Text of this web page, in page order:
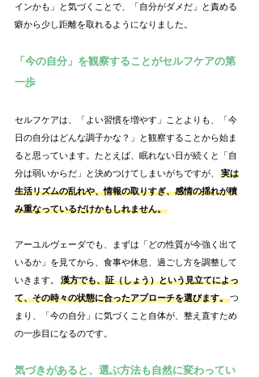
インかも」と気づくことで、「自分がダメだ」と責める
癖から少し距離を取れるようになりました。
「今の自分」を観察することがセルフケアの第
一歩
セルフケアは、「よい習慣を増やす」ことよりも、「今
日の自分はどんな調子かな？」と観察することから始ま
ると思っています。たとえば、眠れない日が続くと「自
分は弱いからだ」と決めつけてしまいがちですが、
実は
生活リズムの乱れや、情報の取りすぎ、感情の揺れが積
み重なっているだけかもしれません。
アーユルヴェーダでも、まずは「どの性質が今強く出て
いるか」を見てから、食事や休息、過ごし方を調整して
いきます。
漢方でも、証（しょう）という見立てによっ
て、その時々の状態に合ったアプローチを選びます。つ
まり、「今の自分」に気づくこと自体が、整え直すため
の一歩目になるのです。
気づきがあると、選ぶ方法も自然に変わってい